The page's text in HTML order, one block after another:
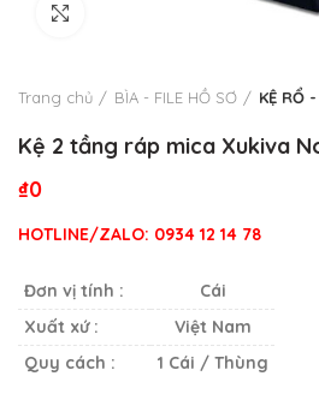
Trang chủ BÌA - FILE HỒ SƠ KỆ RỔ
Kệ 2 tầng ráp mica Xukiva
₫0
HOTLINE/ZALO: 0934 12 14 78
Đơn vị tính :
Cái
Xuất xứ :
Việt Nam
Quy cách :
1 Cái / Thùng